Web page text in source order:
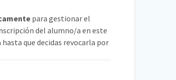
para gestionar el
del alumno/a en este
que decidas revocarla por